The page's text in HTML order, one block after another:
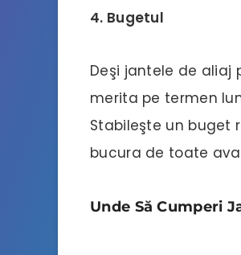
4. Bugetul
Deşi jantele de
merita pe termen
Stabileşte un buget
bucura de toate
Unde Să Cumperi